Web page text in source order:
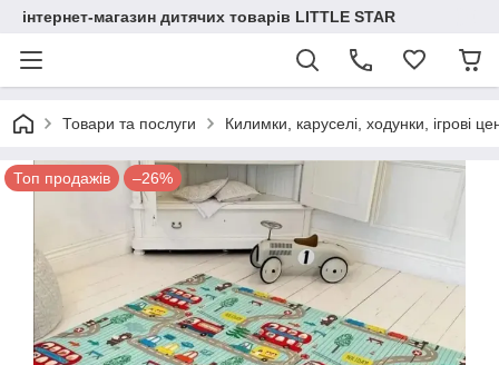
інтернет-магазин дитячих товарів LITTLE STAR
Товари та послуги Килимки, каруселі, ходунки, ігрові
Топ продажів –26%